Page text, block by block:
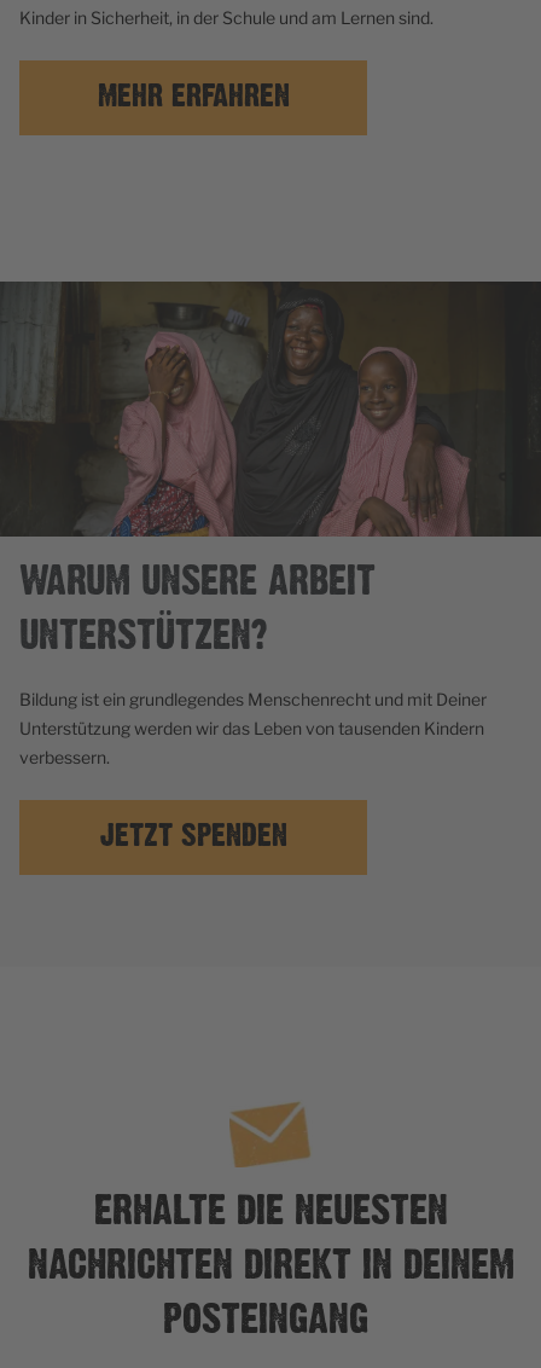
Kinder in Sicherheit, in der Schule und am Lernen sind.
MEHR ERFAHREN
WARUM UNSERE ARBEIT
UNTERSTÜTZEN?
Bildung ist ein grundlegendes Menschenrecht und mit Deiner
Unterstützung werden wir das Leben von tausenden Kindern
verbessern.
JETZT SPENDEN
ERHALTE DIE NEUESTEN
NACHRICHTEN DIREKT IN DEINEM
POSTEINGANG